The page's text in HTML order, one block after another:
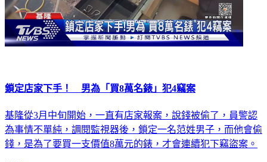
鎖定店家下手！ 男為「買8萬名錶」犯4竊案
基隆從3月中旬開始，一直有店家報案，說錢被偷了，員警認
為事情不單純，調閱監視器後，鎖定一名范姓男子，而他會偷
錢，是為了要買一支價值8萬元的錶，才會連續犯下竊盜案。